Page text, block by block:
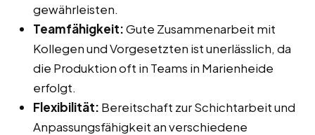
gewährleisten.
Teamfähigkeit:Gute Zusammenarbeit mit
Kollegen und Vorgesetzten ist unerlässlich, da
die Produktion oft in Teams in Marienheide
erfolgt.
Flexibilität: Bereitschaft zur Schichtarbeit und
Anpassungsfähigkeit an verschiedene